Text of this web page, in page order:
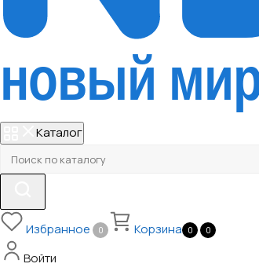
Каталог
Избранное 0 Корзина 0 0
Войти